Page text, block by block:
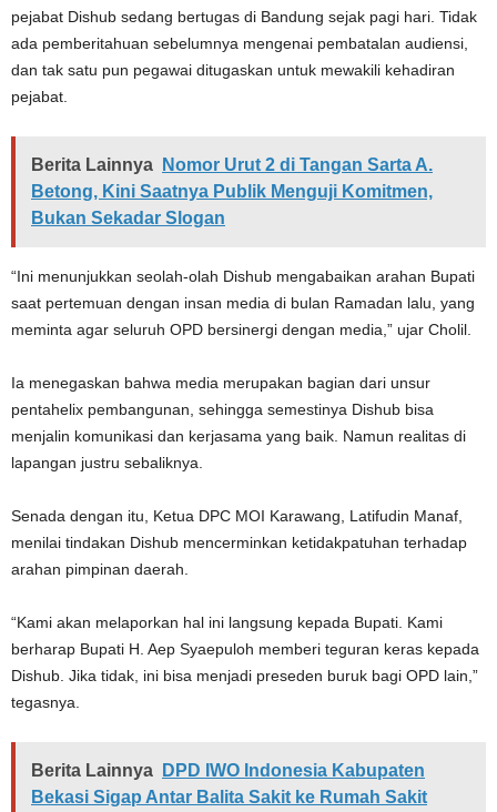
pejabat Dishub sedang bertugas di Bandung sejak pagi hari. Tidak
ada pemberitahuan sebelumnya mengenai pembatalan audiensi,
dan tak satu pun pegawai ditugaskan untuk mewakili kehadiran
pejabat.
Berita Lainnya
Nomor Urut 2 di Tangan Sarta A.
Betong, Kini Saatnya Publik Menguji Komitmen,
Bukan Sekadar Slogan
“Ini menunjukkan seolah-olah Dishub mengabaikan arahan Bupati
saat pertemuan dengan insan media di bulan Ramadan lalu, yang
meminta agar seluruh OPD bersinergi dengan media,” ujar Cholil.
Ia menegaskan bahwa media merupakan bagian dari unsur
pentahelix pembangunan, sehingga semestinya Dishub bisa
menjalin komunikasi dan kerjasama yang baik. Namun realitas di
lapangan justru sebaliknya.
Senada dengan itu, Ketua DPC MOI Karawang, Latifudin Manaf,
menilai tindakan Dishub mencerminkan ketidakpatuhan terhadap
arahan pimpinan daerah.
“Kami akan melaporkan hal ini langsung kepada Bupati. Kami
berharap Bupati H. Aep Syaepuloh memberi teguran keras kepada
Dishub. Jika tidak, ini bisa menjadi preseden buruk bagi OPD lain,”
tegasnya.
Berita Lainnya
DPD IWO Indonesia Kabupaten
Bekasi Sigap Antar Balita Sakit ke Rumah Sakit